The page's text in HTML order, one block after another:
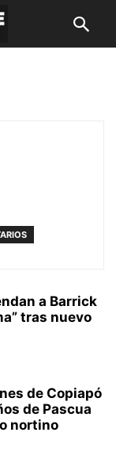
a Barrick
tras nuevo
de Copiapó
de Pascua
nortino